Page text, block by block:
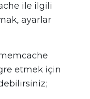
ile ilgili
ayarlar
etmek için